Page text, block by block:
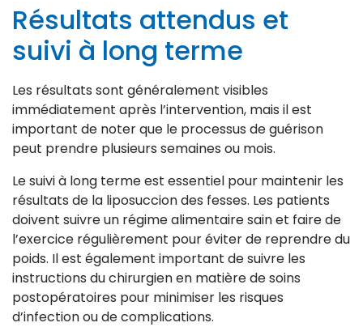
Résultats attendus et
suivi à long terme
Les résultats sont généralement visibles
immédiatement après l’intervention, mais il est
important de noter que le processus de guérison
peut prendre plusieurs semaines ou mois.
Le suivi à long terme est essentiel pour maintenir les
résultats de la liposuccion des fesses. Les patients
doivent suivre un régime alimentaire sain et faire de
l’exercice régulièrement pour éviter de reprendre du
poids. Il est également important de suivre les
instructions du chirurgien en matière de soins
postopératoires pour minimiser les risques
d’infection ou de complications.